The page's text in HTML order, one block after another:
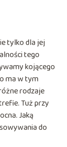
tylko dla jej
tego
kojącego
ma w tym
rodzaje
Tuż przy
Jaką
do